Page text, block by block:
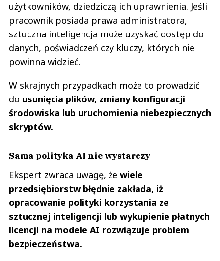
użytkowników, dziedziczą ich uprawnienia. Jeśli
pracownik posiada prawa administratora,
sztuczna inteligencja może uzyskać dostęp do
danych, poświadczeń czy kluczy, których nie
powinna widzieć.
W skrajnych przypadkach może to prowadzić
do usunięcia plików, zmiany konfiguracji
środowiska lub uruchomienia niebezpiecznych
skryptów.
Sama polityka AI nie wystarczy
Ekspert zwraca uwagę, że wiele
przedsiębiorstw błędnie zakłada, iż
opracowanie polityki korzystania ze
sztucznej inteligencji lub wykupienie płatnych
licencji na modele AI rozwiązuje problem
bezpieczeństwa.